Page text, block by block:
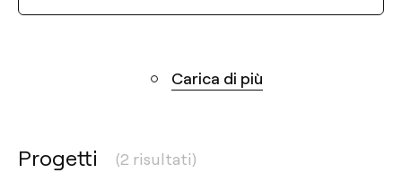
Carica di più
Progetti (2 risultati)